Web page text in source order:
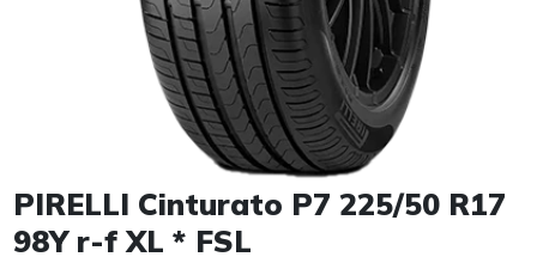
Item 1 of 1
PIRELLI Cinturato P7 225/50 R17
98Y r-f XL * FSL